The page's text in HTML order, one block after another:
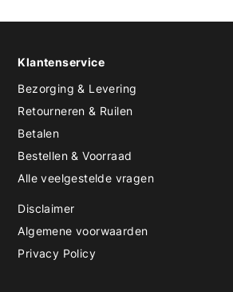
Klantenservice
Bezorging & Levering
Retourneren & Ruilen
Betalen
Bestellen & Voorraad
Alle veelgestelde vragen
Disclaimer
Algemene voorwaarden
Privacy Policy